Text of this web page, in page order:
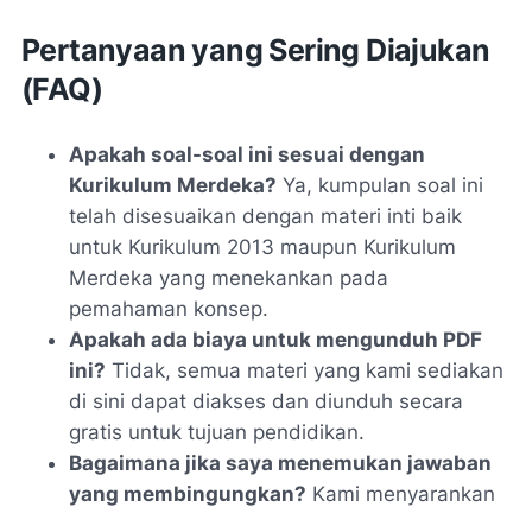
Pertanyaan yang Sering Diajukan
(FAQ)
Apakah soal-soal ini sesuai dengan
Kurikulum Merdeka? Ya, kumpulan soal ini
telah disesuaikan dengan materi inti baik
untuk Kurikulum 2013 maupun Kurikulum
Merdeka yang menekankan pada
pemahaman konsep.
Apakah ada biaya untuk mengunduh PDF
ini? Tidak, semua materi yang kami sediakan
di sini dapat diakses dan diunduh secara
gratis untuk tujuan pendidikan.
Bagaimana jika saya menemukan jawaban
yang membingungkan? Kami menyarankan